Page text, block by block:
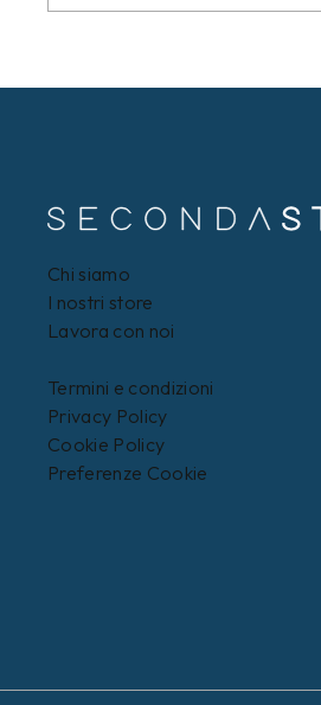
Chi siamo
I nostri store
Lavora con noi
Termini e condizioni
Privacy Policy
Cookie Policy
Preferenze Cookie